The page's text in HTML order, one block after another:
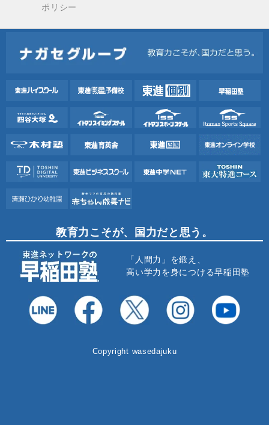
ポリシー
教育力こそが、国力だと思う。
「人間力」を鍛え、
高い学力を身につける早稲田塾
Copyright wasedajuku